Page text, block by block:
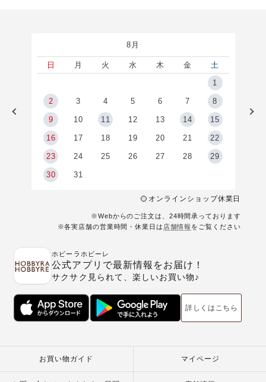
8月
日 月 火 水 木 金
土
1
2 3 4 5 6 7 8
9 10 11 12 13 14 15
16 17 18 19 20 21 22
23 24 25 26 27 28 29
30 31
オンラインショップ休業日
※Webからのご注文は、24時間承っております
※各実店舗の営業時間・休業日は 店舗情報 をご覧ください
ホビーラホビーレ
公式アプリで最新情報をお届け！
サクサク見られて、楽しいお買い物♪
詳しくはこちら
お買い物ガイド マイページ